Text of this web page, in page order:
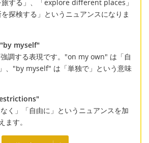
旅する」、「explore different places」
探検する」というニュアンスになりま
myself"
調する表現です。"on my own" は「自
、"by myself" は「単独で」という意味
く」「自由に」というニュアンスを加
ます。